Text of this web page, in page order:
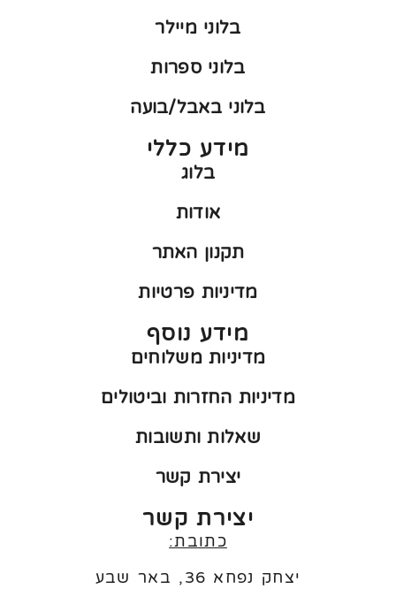
בלוני מיילר
בלוני ספרות
בלוני באבל/בועה
מידע כללי
בלוג
אודות
תקנון האתר
מדיניות פרטיות
מידע נוסף
מדיניות משלוחים
מדיניות החזרות וביטולים
שאלות ותשובות
יצירת קשר
יצירת קשר
כתובת:
יצחק נפחא 36, באר שבע